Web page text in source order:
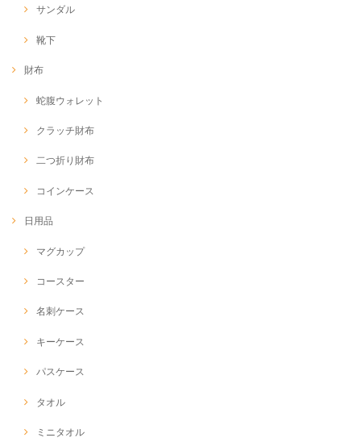
サンダル
靴下
財布
蛇腹ウォレット
クラッチ財布
二つ折り財布
コインケース
日用品
マグカップ
コースター
名刺ケース
キーケース
パスケース
タオル
ミニタオル